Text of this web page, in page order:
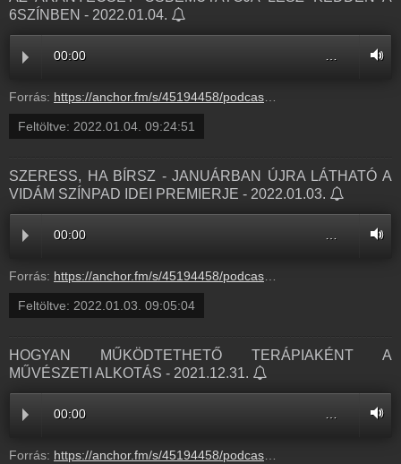
6SZÍNBEN - 2022.01.04.
00:00
Forrás: https://anchor.fm/s/45194458/podcast/play/45668737/https%3A%2F%2Fd3ctxlq1ktw2nl.cloudfront.net%2Fstaging%2F2022-01-04%2Fd637839edae892d8a0147d3410eff44d.m4a
Feltöltve: 2022.01.04. 09:24:51
SZERESS, HA BÍRSZ - JANUÁRBAN ÚJRA LÁTHATÓ A
VIDÁM SZÍNPAD IDEI PREMIERJE - 2022.01.03.
00:00
Forrás: https://anchor.fm/s/45194458/podcast/play/45524981/https%3A%2F%2Fd3ctxlq1ktw2nl.cloudfront.net%2Fstaging%2F2021-11-31%2Fa3e6d697-0011-ce1c-c916-70a9f03eb5ae.mp3
Feltöltve: 2022.01.03. 09:05:04
HOGYAN MŰKÖDTETHETŐ TERÁPIAKÉNT A
MŰVÉSZETI ALKOTÁS - 2021.12.31.
00:00
Forrás: https://anchor.fm/s/45194458/podcast/play/45524111/https%3A%2F%2Fd3ctxlq1ktw2nl.cloudfront.net%2Fstaging%2F2021-11-31%2F5fc19c1f-b1dc-be4e-426f-b2219a218741.mp3